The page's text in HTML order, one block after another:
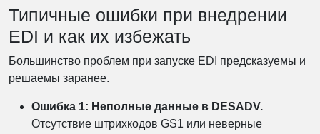
Типичные ошибки при внедрении
EDI и как их избежать
Большинство проблем при запуске EDI предсказуемы и
решаемы заранее.
Ошибка 1: Неполные данные в DESADV.
Отсутствие штрихкодов GS1 или неверные